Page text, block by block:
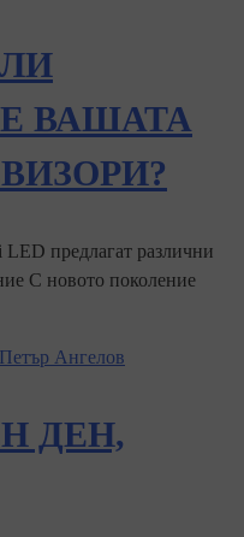
ВАШАТА
предлагат различни
С новото поколение
Петър Ангелов
ДЕН,